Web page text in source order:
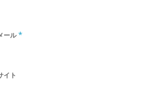
ール*
イト